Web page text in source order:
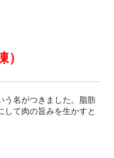
う名がつきました。脂肪
て肉の旨みを生かすと